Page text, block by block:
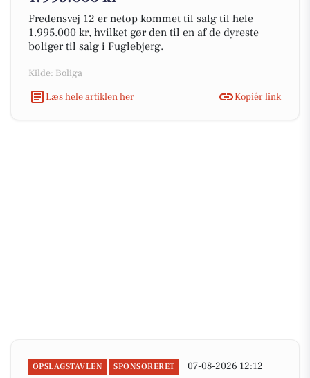
Fredensvej 12 er netop kommet til salg til hele
1.995.000 kr, hvilket gør den til en af de dyreste
boliger til salg i Fuglebjerg.
Kilde: Boliga
Læs hele artiklen her
Kopiér link
OPSLAGSTAVLEN SPONSORERET 07-08-2026 12:12